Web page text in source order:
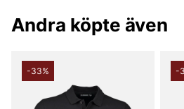
Andra köpte även
-33% -